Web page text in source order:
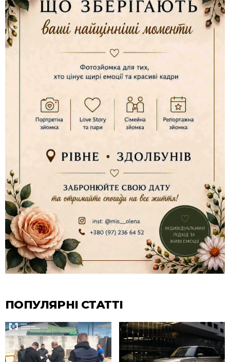
ПОПУЛЯРНІ СТАТТІ